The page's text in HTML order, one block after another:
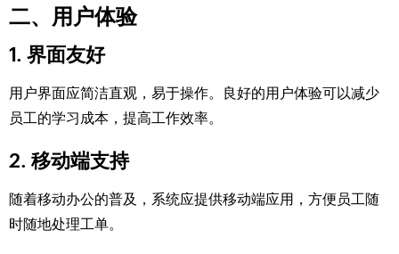
二、用户体验
1. 界面友好
用户界面应简洁直观，易于操作。良好的用户体验可以减少
员工的学习成本，提高工作效率。
2. 移动端支持
随着移动办公的普及，系统应提供移动端应用，方便员工随
时随地处理工单。